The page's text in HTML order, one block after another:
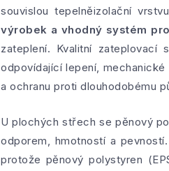
souvislou tepelněizolační
výrobek a vhodný systém
zateplení. Kvalitní zateplovací
odpovídající lepení,
a ochranu proti dlouhodobému
U plochých střech se pěnový
odporem, hmotností a
protože pěnový polystyren